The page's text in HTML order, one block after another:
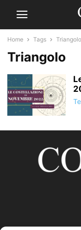
Home Tags Triangolo
Triangolo